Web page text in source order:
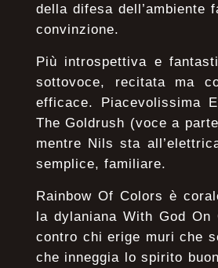
della difesa dell’ambiente
convinzione.
Più introspettiva e
sottovoce, recitata ma
efficace. Piacevolissima
The Goldrush (voce a
mentre Nils sta
semplice, familiare.
Rainbow Of Colors è
la dylaniana With God On
contro chi erige muri che
che inneggia lo spirito